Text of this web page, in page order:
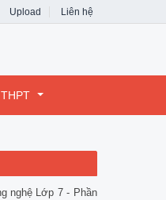
Upload Liên hệ
THPT
nghệ Lớp 7 - Phần